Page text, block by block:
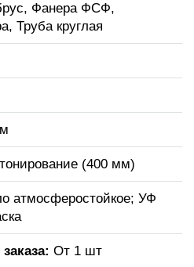
Фанера ФСФ,
Труба круглая
(400 мм)
атмосферостойкое; УФ
От 1 шт